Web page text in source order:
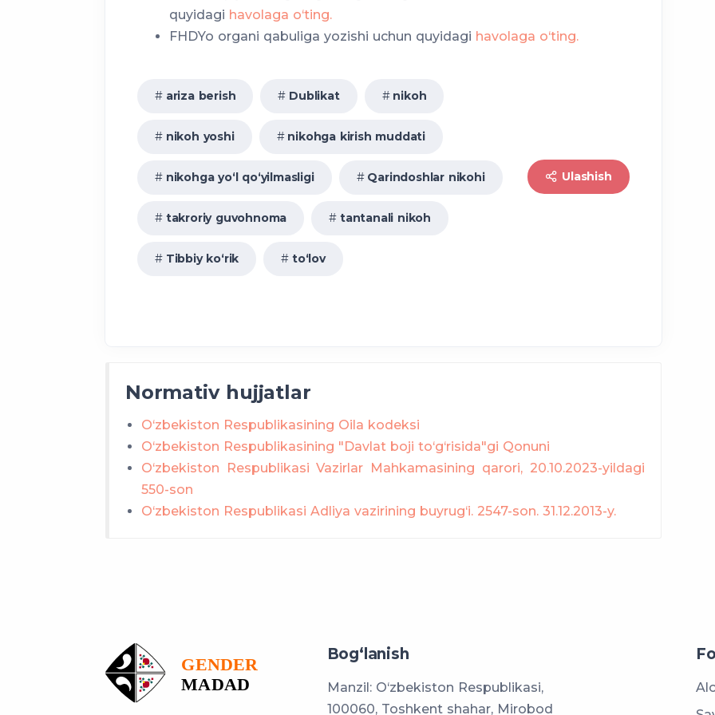
shaxslarning ishtirokida amalga oshiriladi.
legalizatsiya qilingan
quyidagi havolaga o‘ting.
FHDYo organi qabuliga yozishi uchun quyidagi havolaga o‘ting.
ariza berish Dublikat nikoh
nikoh yoshi nikohga kirish muddati
nikohga yo‘l qo‘yilmasligi Qarindoshlar nikohi
takroriy guvohnoma tantanali nikoh
Tibbiy ko‘rik to‘lov
Ulashish
Normativ hujjatlar
O‘zbekiston Respublikasining Oila kodeksi
O‘zbekiston Respublikasining "Davlat boji to‘g‘risida"gi Qonuni
O‘zbekiston Respublikasi Vazirlar Mahkamasining qarori, 20.10.2023-yildagi
550-son
O‘zbekiston Respublikasi Adliya vazirining buyrug‘i. 2547-son. 31.12.2013-y.
Bog‘lanish
Manzil: O‘zbekiston Respublikasi,
100060, Toshkent shahar, Mirobod